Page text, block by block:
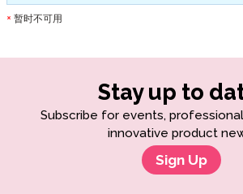
* 暂时不可用
Stay up to
Subscribe for events,
innovative product
Sign Up